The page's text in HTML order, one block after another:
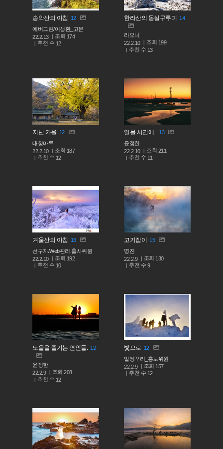
송악산의 아침 12
에버그린/이성환_고문
22.2.13
조회 174
추천 수 12
한라산의 몽실구루미 14
라오니
22.2.10
조회 199
추천 수 13
지난 가을 12
대청마루
22.2.10
조회 187
추천 수 12
일몰 시간에.. 13
윤정한
22.2.10
조회 211
추천 수 11
겨울산의 아침 13
선구자/Web관리.출사위원
22.2.10
조회 192
추천 수 10
고기잡이
15
명진
22.2.9
조회 130
추천 수 9
노을을 즐기는 연인들. 12
윤정한
22.2.9
조회203
추천 수 12
빛으로 12
말썽꾸리_홍보위원
22.2.9
조회 157
추천 수 12